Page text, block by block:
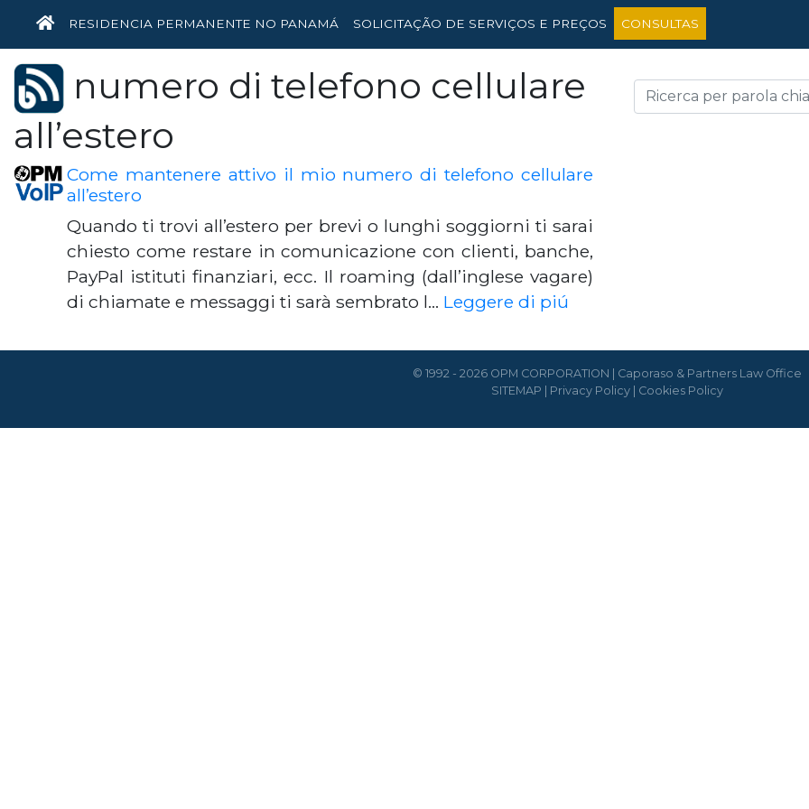
HOME
RESIDENCIA PERMANENTE NO PANAMÁ SOLICITAÇÃO DE SERVIÇOS E PREÇOS CONSULTAS
numero di telefono cellulare
all’estero
Come mantenere attivo il mio numero di telefono cellulare
all’estero
Quando ti trovi all’estero per brevi o lunghi soggiorni ti sarai
chiesto come restare in comunicazione con clienti, banche,
PayPal istituti finanziari, ecc. Il roaming (dall’inglese vagare)
di chiamate e messaggi ti sarà sembrato l… Leggere di piú
© 1992 - 2026 OPM CORPORATION | Caporaso & Partners Law Office
SITEMAP
Privacy Policy| Cookies Policy